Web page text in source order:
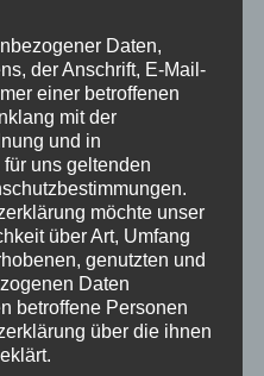
Daten,
der Anschrift, E-Mail-
einer betroffenen
mit der
und in
uns geltenden
möchte unser
über Art, Umfang
genutzten und
Daten
betroffene Personen
über die ihnen